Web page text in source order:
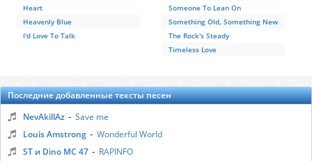
Heart
Heavenly Blue
I'd Love To Talk
Someone To Lean On
Something Old, Something New
The Rock's Steady
Timeless Love
Последние добавленные тексты песен
NevAkillAz - Save me
Louis Amstrong - Wonderful World
ST и Dino MC 47 - RAPINFO